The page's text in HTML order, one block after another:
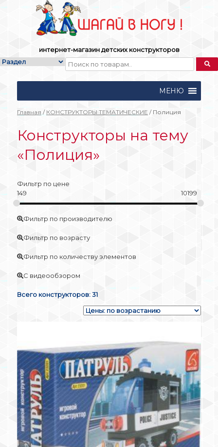
интернет-магазин детских конструкторов
МЕНЮ
Главная / КОНСТРУКТОРЫ ТЕМАТИЧЕСКИЕ / Полиция
Конструкторы на тему
«Полиция»
Фильтр по цене
149
10199
Фильтр по производителю
Фильтр по возрасту
Фильтр по количеству элементов
С видеообзором
Всего конструкторов: 31